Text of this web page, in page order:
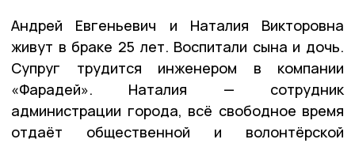
Андрей Евгеньевич и Наталия Викторовна
живут в браке 25 лет. Воспитали сына и дочь.
Супруг трудится инженером в компании
«Фарадей». Наталия — сотрудник
администрации города, всё свободное время
отдаёт общественной и волонтёрской